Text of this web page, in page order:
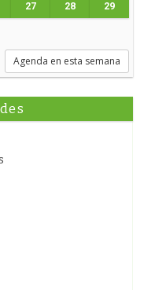
27 28 29
Agenda en esta semana